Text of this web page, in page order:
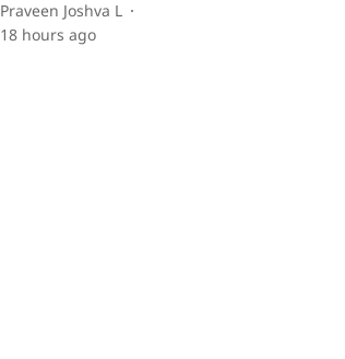
Praveen Joshva L
18 hours ago